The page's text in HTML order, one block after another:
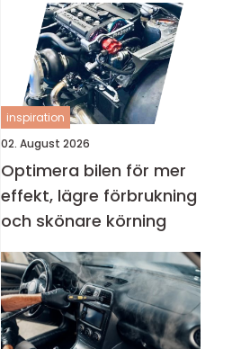
inspiration
02. August 2026
Optimera bilen för mer
effekt, lägre förbrukning
och skönare körning